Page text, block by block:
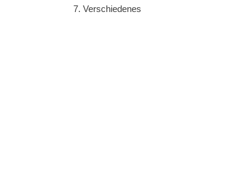
7. Verschiedenes